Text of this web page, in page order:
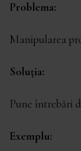
Problema:
Manipularea
Soluția:
Pune întrebări
Exemplu: